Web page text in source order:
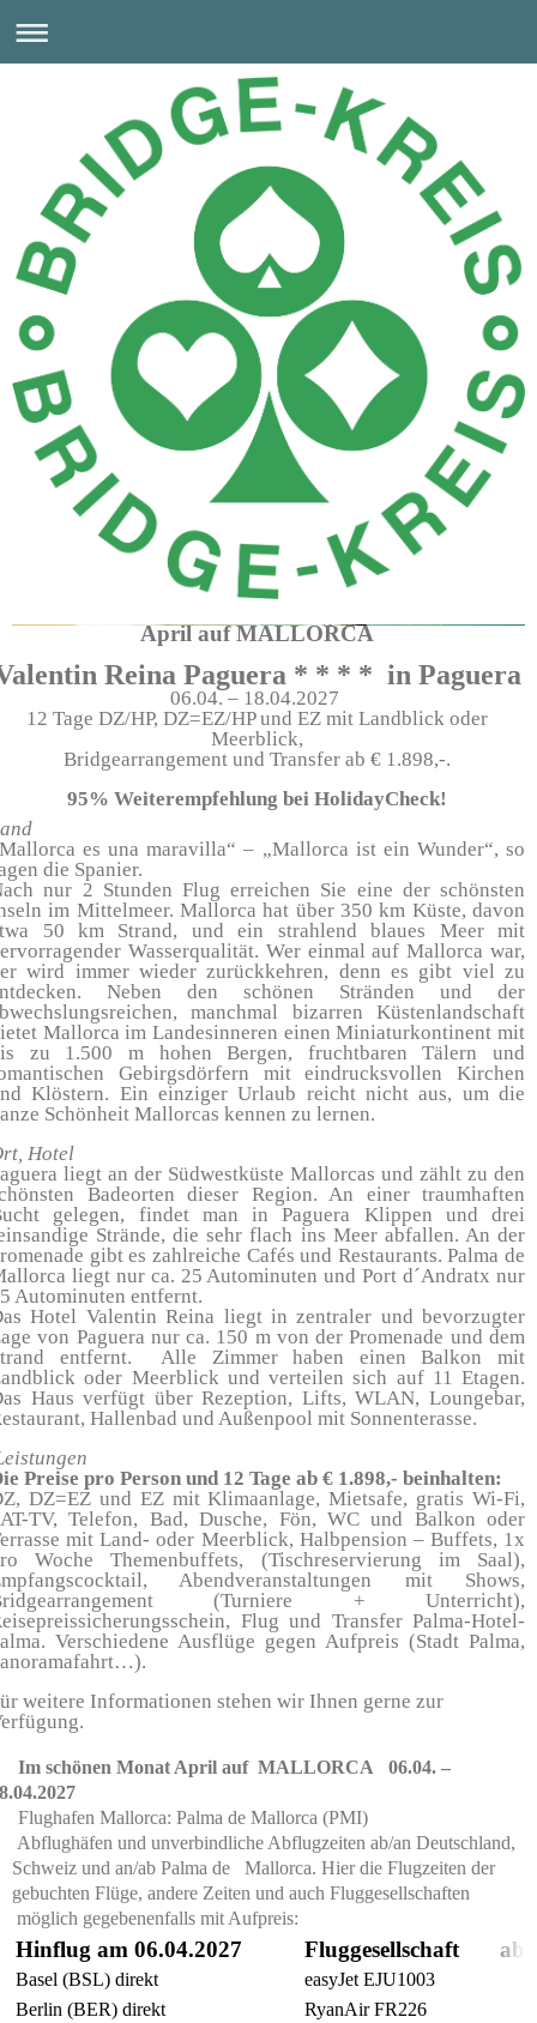
Bridge-Kreis GmbH
April auf MALLORCA
Reina Paguera * * * * in Paguera
06.04. – 18.04.2027
12 Tage DZ/HP, DZ=EZ/HP und EZ mit Landblick oder
Meerblick,
Bridgearrangement und Transfer ab € 1.898,-.
95% Weiterempfehlung bei HolidayCheck!
es una maravilla“ – „Mallorca ist ein Wunder“, so
die Spanier.
nur 2 Stunden Flug erreichen Sie eine der schönsten
im Mittelmeer. Mallorca hat über 350 km Küste, davon
50 km Strand, und ein strahlend blaues Meer mit
Wasserqualität. Wer einmal auf Mallorca war,
wird immer wieder zurückkehren, denn es gibt viel zu
Neben den schönen Stränden und der
manchmal bizarren Küstenlandschaft
Mallorca im Landesinneren einen Miniaturkontinent mit
zu 1.500 m hohen Bergen, fruchtbaren Tälern und
Gebirgsdörfern mit eindrucksvollen Kirchen
Klöstern. Ein einziger Urlaub reicht nicht aus, um die
Schönheit Mallorcas kennen zu lernen.
Hotel
liegt an der Südwestküste Mallorcas und zählt zu den
Badeorten dieser Region. An einer traumhaften
gelegen, findet man in Paguera Klippen und drei
Strände, die sehr flach ins Meer abfallen. An der
gibt es zahlreiche Cafés und Restaurants. Palma de
liegt nur ca. 25 Autominuten und Port d´Andratx nur
Autominuten entfernt.
Hotel Valentin Reina liegt in zentraler und bevorzugter
von Paguera nur ca. 150 m von der Promenade und dem
entfernt. Alle Zimmer haben einen Balkon mit
oder Meerblick und verteilen sich auf 11 Etagen.
Haus verfügt über Rezeption, Lifts, WLAN, Loungebar,
Hallenbad und Außenpool mit Sonnenterasse.
Preise pro Person und 12 Tage ab € 1.898,- beinhalten:
DZ=EZ und EZ mit Klimaanlage, Mietsafe, gratis Wi-Fi,
TV, Telefon, Bad, Dusche, Fön, WC und Balkon oder
mit Land- oder Meerblick, Halbpension – Buffets, 1x
Woche Themenbuffets, (Tischreservierung im Saal),
Abendveranstaltungen mit Shows,
(Turniere + Unterricht),
Flug und Transfer Palma-Hotel-
Verschiedene Ausflüge gegen Aufpreis (Stadt Palma,
weitere Informationen stehen wir Ihnen gerne zur
schönen Monat April auf MALLORCA 06.04. –
Mallorca: Palma de Mallorca (PMI)
Abflughäfen und unverbindliche Abflugzeiten ab/an Deutschland,
Schweiz und an/ab Palma de Mallorca. Hier die Flugzeiten der
gebuchten Flüge, andere Zeiten und auch Fluggesellschaften
möglich gegebenenfalls mit Aufpreis:
Hinflug am 06.04.2027 Fluggesellschaft ab
Basel (BSL) direkt
easyJet EJU1003
Berlin (BER) direkt
RyanAir FR226